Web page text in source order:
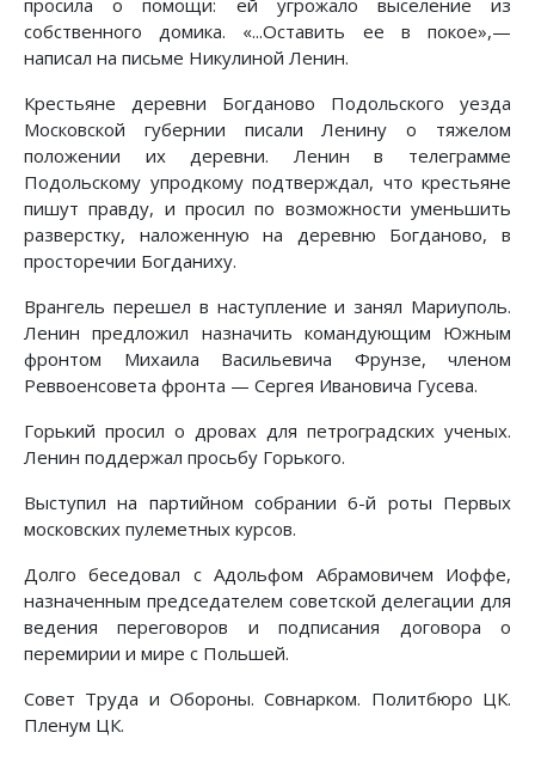
просила о помощи: ей угрожало выселение из
собственного домика. «...Оставить ее в покое»,—
написал на письме Никулиной Ленин.
Крестьяне деревни Богданово Подольского уезда
Московской губернии писали Ленину о тяжелом
положении их деревни. Ленин в телеграмме
Подольскому упродкому подтверждал, что крестьяне
пишут правду, и просил по возможности уменьшить
разверстку, наложенную на деревню Богданово, в
просторечии Богданиху.
Врангель перешел в наступление и занял Мариуполь.
Ленин предложил назначить командующим Южным
фронтом Михаила Васильевича Фрунзе, членом
Реввоенсовета фронта — Сергея Ивановича Гусева.
Горький просил о дровах для петроградских ученых.
Ленин поддержал просьбу Горького.
Выступил на партийном собрании 6-й роты Первых
московских пулеметных курсов.
Долго беседовал с Адольфом Абрамовичем Иоффе,
назначенным председателем советской делегации для
ведения переговоров и подписания договора о
перемирии и мире с Польшей.
Совет Труда и Обороны. Совнарком. Политбюро ЦК.
Пленум ЦК.